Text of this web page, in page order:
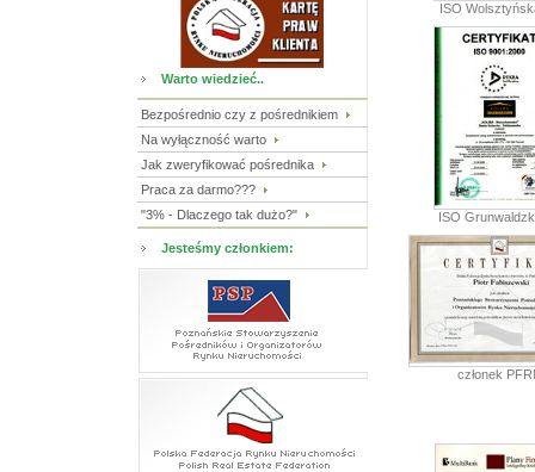
Warto wiedzieć..
Bezpośrednio czy z pośrednikiem
Na wyłączność warto
Jak zweryfikować pośrednika
Praca za darmo???
"3% - Dlaczego tak dużo?"
Jesteśmy członkiem:
ISO
ISO
członek